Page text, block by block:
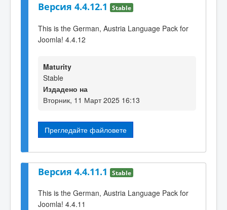
Версия 4.4.12.1 Stable
This is the German, Austria Language Pack for
Joomla! 4.4.12
Maturity
Stable
Издадено на
Вторник, 11 Март 2025 16:13
Прегледайте файловете
Версия 4.4.11.1 Stable
This is the German, Austria Language Pack for
Joomla! 4.4.11